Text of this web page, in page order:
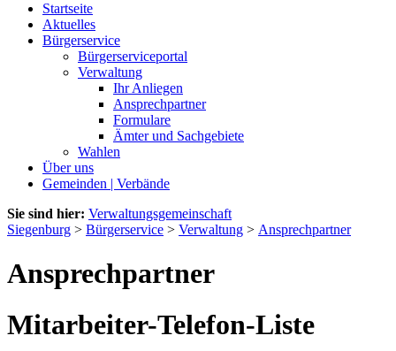
Startseite
Aktuelles
Bürgerservice
Bürgerserviceportal
Verwaltung
Ihr Anliegen
Ansprechpartner
Formulare
Ämter und Sachgebiete
Wahlen
Über uns
Gemeinden | Verbände
Sie sind hier: Verwaltungsgemeinschaft
Siegenburg > Bürgerservice > Verwaltung > Ansprechpartner
Ansprechpartner
Mitarbeiter-Telefon-Liste